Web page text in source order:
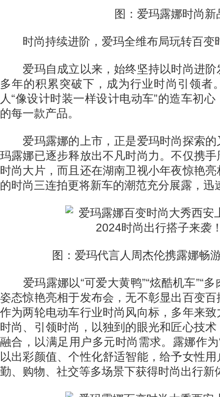
图：爱玛露娜时尚新
时尚持续进阶，爱玛全维布局玩转百变
爱玛自成立以来，始终坚持以时尚进阶
多年的积累突破下，成为行业时尚引领者
人“像设计时装一样设计电动车”的造车初
的每一款产品。
爱玛露娜的上市，正是爱玛时尚探索的
玛露娜已逐步释放出不凡时尚力。不仅携
时尚大片，而且还在湖南卫视小年夜惊艳
的时尚三连拍更将新车的潮范充分展露，迅
图：爱玛代言人周杰伦携露娜畅
爱玛露娜以“可爱大黄鸭”“炫酷机车”“多
姿态惊艳亮相于发布会，无不彰显出百变
作为两轮电动车行业时尚风向标，多年来
时尚、引领时尚，以独到的眼光和匠心技
融合，以满足用户多元时尚需求。露娜作
以出彩颜值、个性化舒适智能，给予女性
勤、购物、社交等多场景下获得时尚出行新